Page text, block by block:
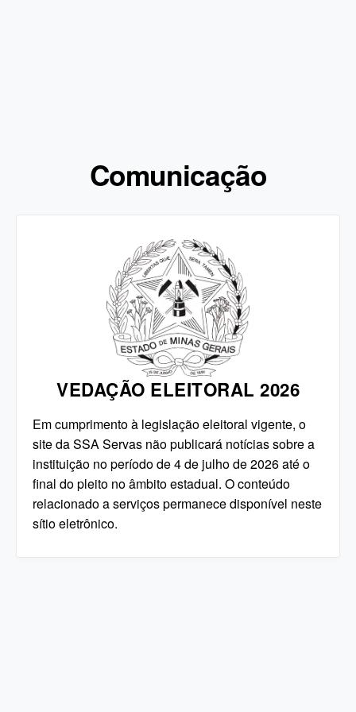
Comunicação
VEDAÇÃO ELEITORAL 2026
Em cumprimento à legislação eleitoral vigente, o
site da SSA Servas não publicará notícias sobre a
instituição no período de 4 de julho de 2026 até o
final do pleito no âmbito estadual. O conteúdo
relacionado a serviços permanece disponível neste
sítio eletrônico.